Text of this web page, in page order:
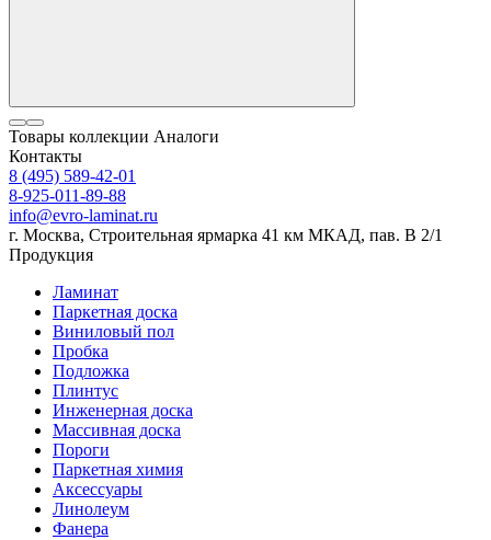
Товары коллекции Аналоги
Контакты
8 (495) 589-42-01
8-925-011-89-88
info@evro-laminat.ru
г. Москва, Строительная ярмарка 41 км МКАД, пав. В 2/1
Продукция
Ламинат
Паркетная доска
Виниловый пол
Пробка
Подложка
Плинтус
Инженерная доска
Массивная доска
Пороги
Паркетная химия
Аксессуары
Линолеум
Фанера